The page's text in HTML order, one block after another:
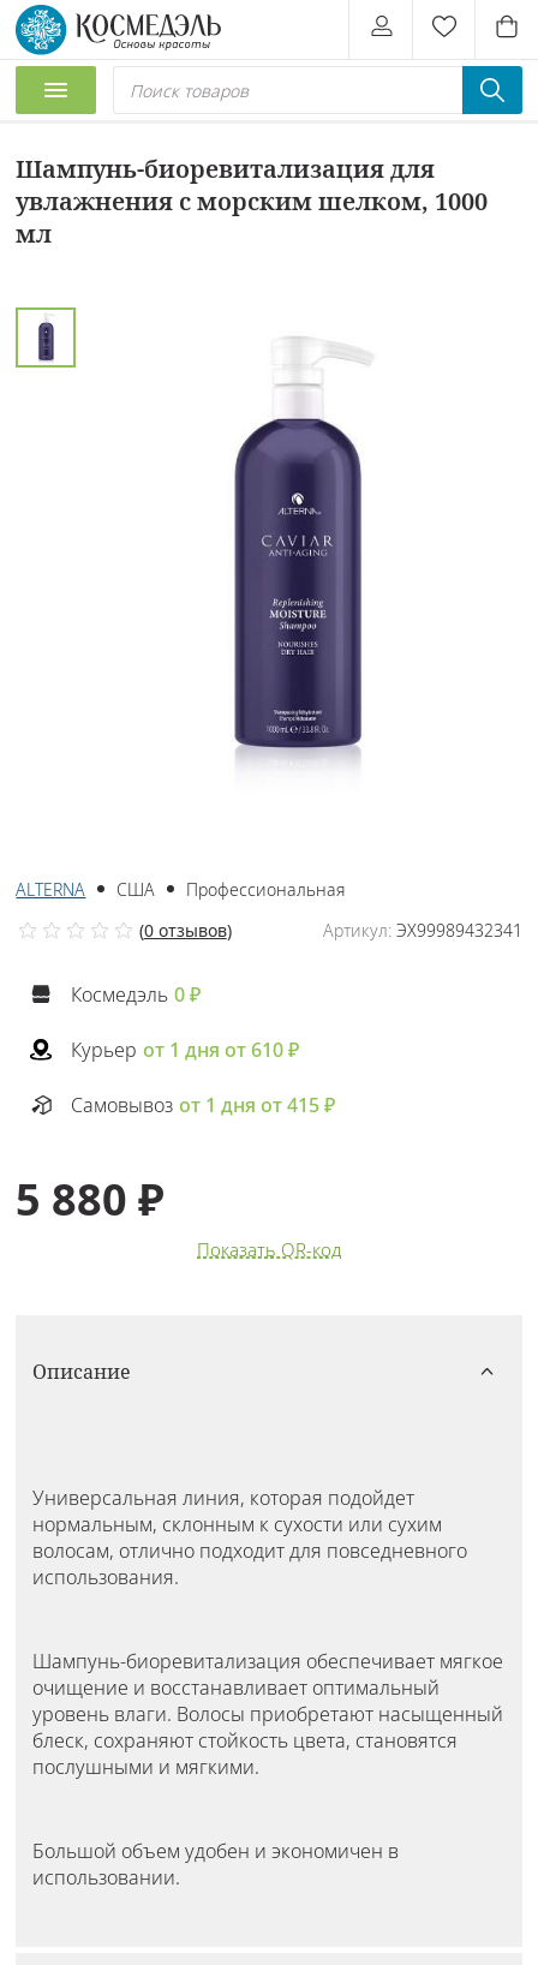
Шампунь-биоревитализация для
увлажнения с морским шелком, 1000
мл
ALTERNA США
Профессиональная
Артикул:ЭХ99989432341
(0 отзывов)
Космедэль 0 ₽
Курьер от 1 дня от 610 ₽
Самовывоз от 1 дня от 415 ₽
5 880 ₽
Показать QR-код
Описание
Универсальная линия, которая подойдет
нормальным, склонным к сухости или сухим
волосам, отлично подходит для повседневного
использования.
Шампунь-биоревитализация обеспечивает мягкое
очищение и восстанавливает оптимальный
уровень влаги. Волосы приобретают насыщенный
блеск, сохраняют стойкость цвета, становятся
послушными и мягкими.
Большой объем удобен и экономичен в
использовании.